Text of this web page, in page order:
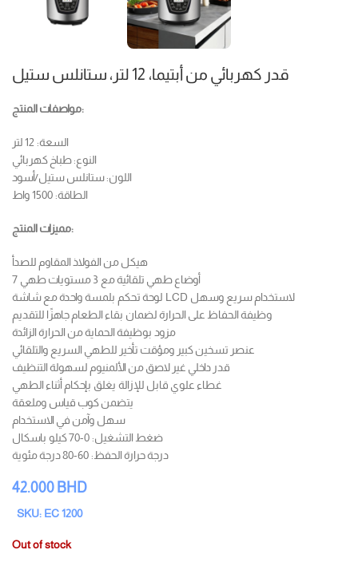
قدر كهربائي من أبتيما، 12 لتر، ستانلس ستيل
مواصفات المنتج:
السعة: 12 لتر
النوع: طباخ كهربائي
اللون: ستانلس ستيل/أسود
الطاقة: 1500 واط
مميزات المنتج:
هيكل من الفولاذ المقاوم للصدأ
7 أوضاع طهي تلقائية مع 3 مستويات طهي
لوحة تحكم بلمسة واحدة مع شاشة LCD لاستخدام سريع وسهل
وظيفة الحفاظ على الحرارة لضمان بقاء الطعام جاهزًا للتقديم
مزود بوظيفة الحماية من الحرارة الزائدة
عنصر تسخين كبير ومؤقت تأخير للطهي السريع والتلقائي
قدر داخلي غير لاصق من الألمنيوم لسهولة التنظيف
غطاء علوي قابل للإزالة يغلق بإحكام أثناء الطهي
يتضمن كوب قياس وملعقة
سهل وآمن في الاستخدام
ضغط التشغيل: 0-70 كيلو باسكال
درجة حرارة الحفظ: 60-80 درجة مئوية
42.000 BHD
SKU: EC 1200
Out of stock